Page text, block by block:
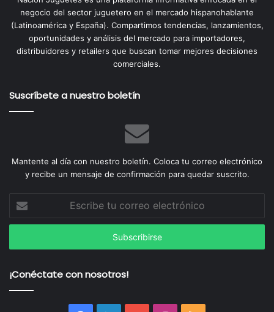
negocio del sector juguetero en el mercado hispanohablante
(Latinoamérica y España). Compartimos tendencias, lanzamientos,
oportunidades y análisis del mercado para importadores,
distribuidores y retailers que buscan tomar mejores decisiones
comerciales.
Suscríbete a nuestro boletín
Mantente al día con nuestro boletín. Coloca tu correo electrónico
y recibe un mensaje de confirmación para quedar suscrito.
tu
correo
¡Conéctate con nosotros!